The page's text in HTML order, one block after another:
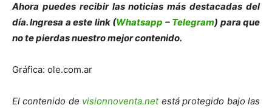
Ahora puedes recibir las noticias más destacadas del
día. Ingresa a este link (Whatsapp – Telegram) para que
no te pierdas nuestro mejor contenido.
Gráfica: ole.com.ar
El contenido de visionnoventa.netestá protegido bajo las